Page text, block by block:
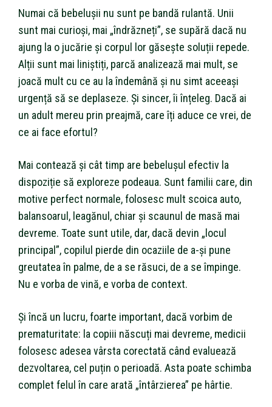
Numai că bebelușii nu sunt pe bandă rulantă. Unii
sunt mai curioși, mai „îndrăzneți”, se supără dacă nu
ajung la o jucărie și corpul lor găsește soluții repede.
Alții sunt mai liniștiți, parcă analizează mai mult, se
joacă mult cu ce au la îndemână și nu simt aceeași
urgență să se deplaseze. Și sincer, îi înțeleg. Dacă ai
un adult mereu prin preajmă, care îți aduce ce vrei, de
ce ai face efortul?
Mai contează și cât timp are bebelușul efectiv la
dispoziție să exploreze podeaua. Sunt familii care, din
motive perfect normale, folosesc mult scoica auto,
balansoarul, leagănul, chiar și scaunul de masă mai
devreme. Toate sunt utile, dar, dacă devin „locul
principal”, copilul pierde din ocaziile de a-și pune
greutatea în palme, de a se răsuci, de a se împinge.
Nu e vorba de vină, e vorba de context.
Și încă un lucru, foarte important, dacă vorbim de
prematuritate: la copiii născuți mai devreme, medicii
folosesc adesea vârsta corectată când evaluează
dezvoltarea, cel puțin o perioadă. Asta poate schimba
complet felul în care arată „întârzierea” pe hârtie.